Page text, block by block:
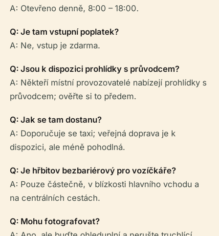
A: Otevřeno denně, 8:00 – 18:00.
Q: Je tam vstupní poplatek?
A: Ne, vstup je zdarma.
Q: Jsou k dispozici prohlídky s průvodcem?
A: Někteří místní provozovatelé nabízejí prohlídky s
průvodcem; ověřte si to předem.
Q: Jak se tam dostanu?
A: Doporučuje se taxi; veřejná doprava je k
dispozici, ale méně pohodlná.
Q: Je hřbitov bezbariérový pro vozíčkáře?
A: Pouze částečně, v blízkosti hlavního vchodu a
na centrálních cestách.
Q: Mohu fotografovat?